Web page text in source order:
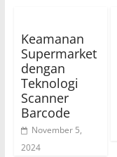
Keamanan
Supermarket
dengan
Teknologi
Scanner
Barcode
November 5,
2024